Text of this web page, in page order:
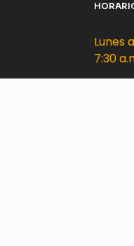
Lunes
7:30